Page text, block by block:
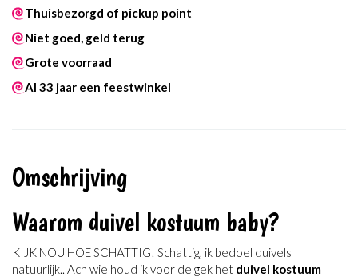
Thuisbezorgd of pickup point
Niet goed, geld terug
Grote voorraad
Al 33 jaar een feestwinkel
Omschrijving
Waarom duivel kostuum baby?
KIJK NOU HOE SCHATTIG! Schattig, ik bedoel duivels
natuurlijk.. Ach wie houd ik voor de gek het duivel kostuum